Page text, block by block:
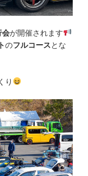
会が開催されます
のフルコースとな
り